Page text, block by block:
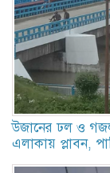
উজানের ঢল ও
এলাকায় প্লাবন,